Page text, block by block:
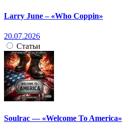
Larry June – «Who Coppin»
20.07.2026
Статьи
Soulrac — «Welcome To America»